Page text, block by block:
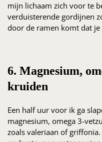
mijn lichaam zich voor te
verduisterende gordijnen
door de ramen komt dat je
6. Magnesium,
kruiden
Een half uur voor ik ga
magnesium, omega 3-
zoals valeriaan of griffonia.